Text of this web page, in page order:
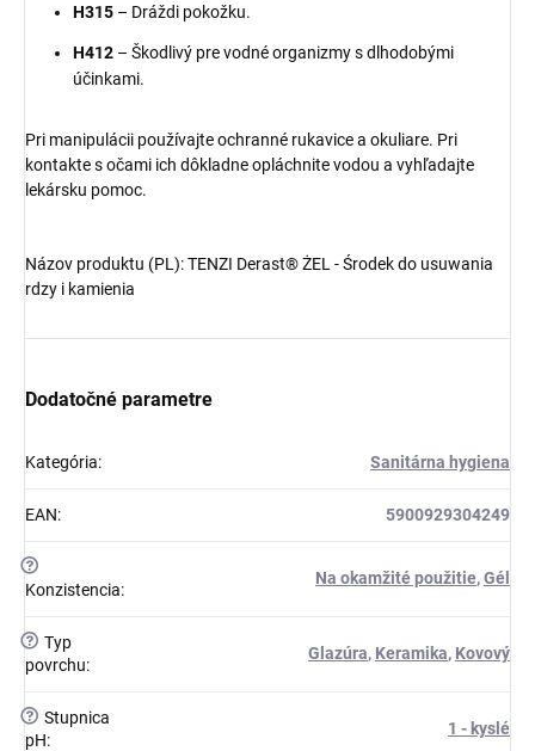
H315 – Dráždi pokožku.
H412 – Škodlivý pre vodné organizmy s dlhodobými
účinkami.
Pri manipulácii používajte ochranné rukavice a okuliare. Pri
kontakte s očami ich dôkladne opláchnite vodou a vyhľadajte
lekársku pomoc.
Názov produktu (PL): TENZI Derast® ŻEL - Środek do usuwania
rdzy i kamienia
Dodatočné parametre
Kategória: Sanitárna hygiena
EAN: 5900929304249
?
Konzistencia:
Na okamžité použitie,Gél
? Typ
povrchu:
Glazúra, Keramika, Kovový
? Stupnica
pH:
1 - kyslé